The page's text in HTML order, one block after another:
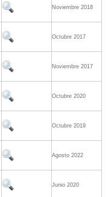
Noviembre 2018
Octubre 2017
Noviembre 2017
Octubre 2020
Octubre 2019
Agosto 2022
Junio 2020